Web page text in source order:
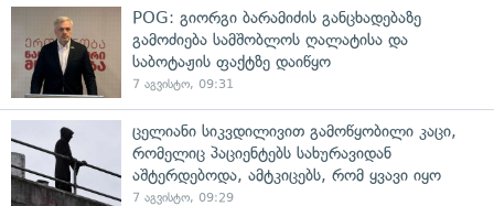
POG: გიორგი ბარამიძის განცხადებაზე
გამოძიება სამშობლოს ღალატისა და
საბოტაჟის ფაქტზე დაიწყო
7 აგვისტო, 09:31
ცელიანი სიკვდილივით გამოწყობილი კაცი,
რომელიც პაციენტებს სახურავიდან
აშტერდებოდა, ამტკიცებს, რომ ყვავი იყო
7 აგვისტო, 09:29